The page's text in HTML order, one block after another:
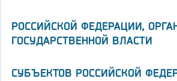
РОССИЙСКОЙ ФЕДЕРАЦИИ,
ГОСУДАРСТВЕННОЙ ВЛАСТИ
СУБЪЕКТОВ РОССИЙСКОЙ